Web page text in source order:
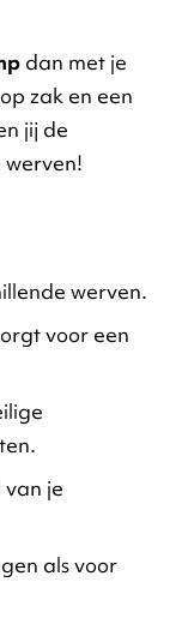
dan met je
op zak en een
jij de
werven!
werven.
voor een
je
als voor